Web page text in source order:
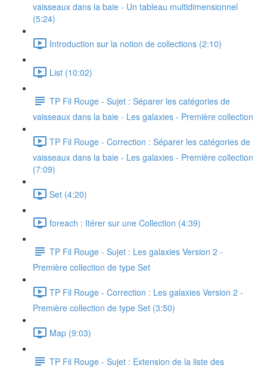
vaisseaux dans la baie - Un tableau multidimensionnel
(5:24)
Introduction sur la notion de collections (2:10)
List (10:02)
TP Fil Rouge - Sujet : Séparer les catégories de
vaisseaux dans la baie - Les galaxies - Première collection
TP Fil Rouge - Correction : Séparer les catégories de
vaisseaux dans la baie - Les galaxies - Première collection
(7:09)
Set (4:20)
foreach : Itérer sur une Collection (4:39)
TP Fil Rouge - Sujet : Les galaxies Version 2 -
Première collection de type Set
TP Fil Rouge - Correction : Les galaxies Version 2 -
Première collection de type Set (3:50)
Map (9:03)
TP Fil Rouge - Sujet : Extension de la liste des